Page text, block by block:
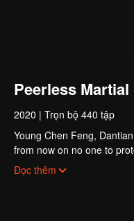
Peerless
2020 | Trọn bộ 440 tập
Young Chen Feng,
from now on no one to
the master left the
the master and become
Đọc thêm